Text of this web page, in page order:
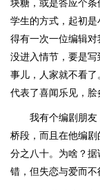
块糖，或是答应个
学生的方式，起初
得有一次一位编辑
没进入情节，要是写
事儿，人家就不看
代表了喜闻乐见，脍
我有个编剧朋
桥段，而且在他编
分之八十。为啥？
错，但失恋与爱而不